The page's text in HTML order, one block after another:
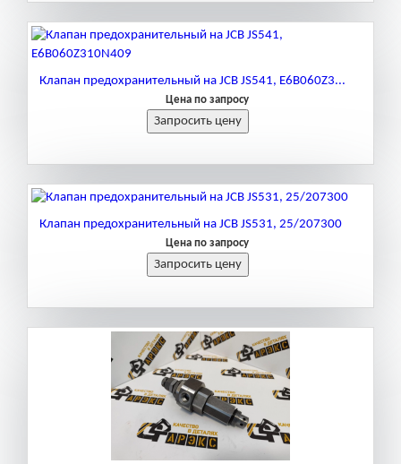
Клапан предохранительный на JCB JS541, E6B060Z3...
Цена по запросу
Клапан предохранительный на JCB JS531, 25/207300
Цена по запросу